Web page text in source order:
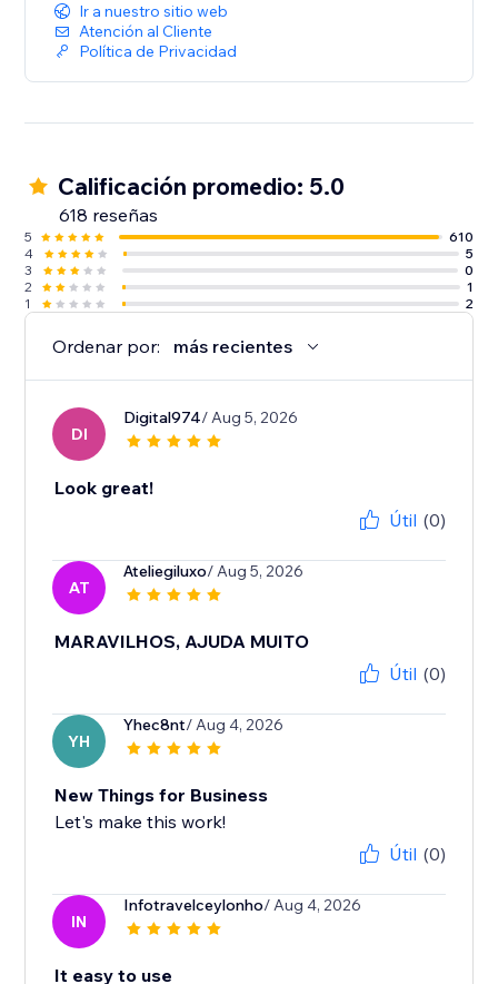
Ir a nuestro sitio web
Atención al Cliente
Política de Privacidad
Calificación promedio: 5.0
618 reseñas
5
610
4
5
3
0
2
1
1
2
Ordenar por: más recientes
DI
Digital974/ Aug 5, 2026
Look great!
Útil (0)
AT
Ateliegiluxo/ Aug 5, 2026
MARAVILHOS, AJUDA MUITO
Útil (0)
YH
Yhec8nt/ Aug 4, 2026
New Things for Business
Let's make this work!
Útil (0)
IN
Infotravelceylonho/ Aug 4, 2026
It easy to use